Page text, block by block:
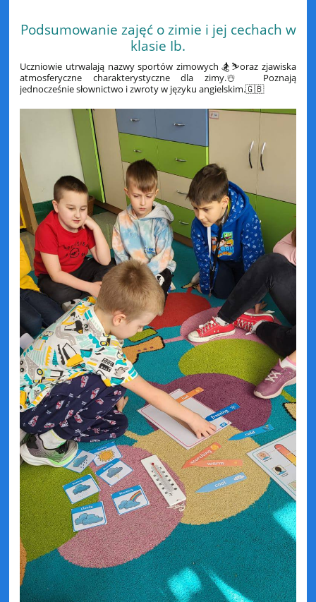
Podsumowanie zajęć o zimie i jej cechach w
klasie Ib.
Uczniowie utrwalają nazwy sportów zimowych 🏂⛷️oraz zjawiska
atmosferyczne charakterystyczne dla zimy.☃️ Poznają
jednocześnie słownictwo i zwroty w języku angielskim.🇬🇧